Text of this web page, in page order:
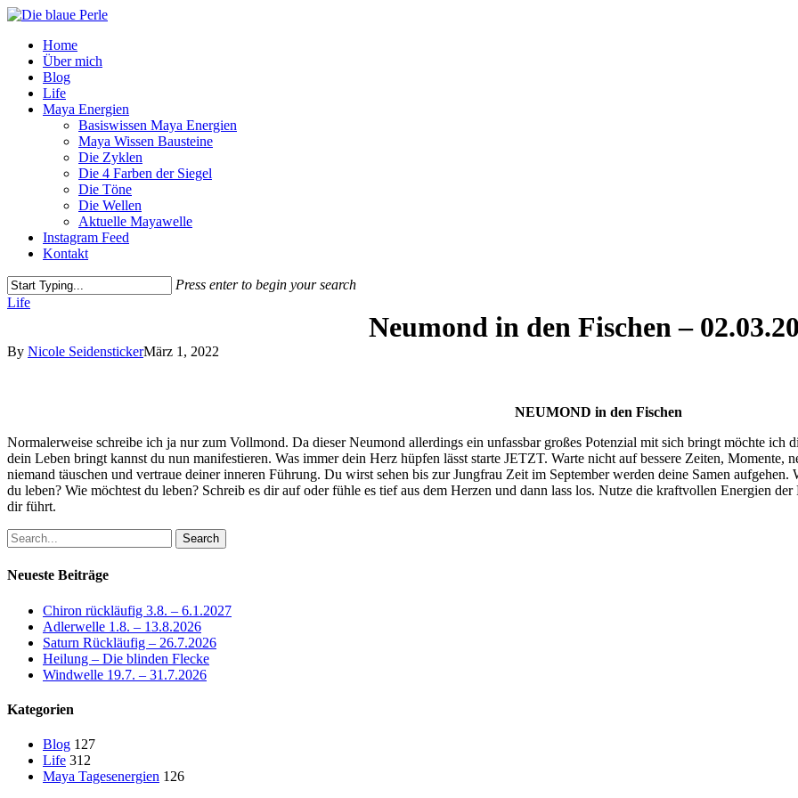
Skip
main
content
Menu
Home
Über mich
Blog
Life
Maya Energien
Basiswissen Maya Energien
Maya Wissen Bausteine
Die Zyklen
Die 4 Farben der Siegel
Die Töne
Die Wellen
Aktuelle Mayawelle
Instagram Feed
Kontakt
Press enter to begin your search
Close
Life
Neumond in den Fischen –
By Nicole SeidenstickerMärz 1, 2022
NEUMOND in den Fischen
Normalerweise schreibe ich ja nur zum Vollmond. Da dieser Neumond allerdings ein unfassbar großes Potenzial mit sich bringt möchte
dein Leben bringt kannst du nun manifestieren. Was immer dein Herz hüpfen lässt starte JETZT. Warte nicht auf bessere Zeiten, Momente,
niemand täuschen und vertraue deiner inneren Führung. Du wirst sehen bis zur Jungfrau Zeit im September werden deine Samen
du leben? Wie möchtest du leben? Schreib es dir auf oder fühle es tief aus dem Herzen und dann lass los. Nutze die kraftvollen Energien
dir führt.
Search
Neueste Beiträge
Chiron rückläufig 3.8. – 6.1.2027
Adlerwelle 1.8. – 13.8.2026
Saturn Rückläufig – 26.7.2026
Heilung – Die blinden Flecke
Windwelle 19.7. – 31.7.2026
Kategorien
Blog 127
Life 312
Maya Tagesenergien 126